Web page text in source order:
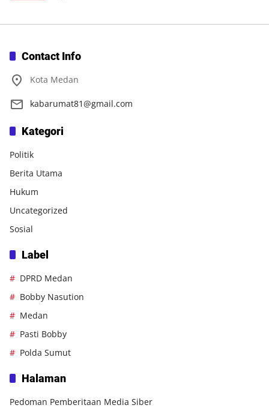
Contact Info
Kota Medan
kabarumat81@gmail.com
Kategori
Politik
Berita Utama
Hukum
Uncategorized
Sosial
Label
DPRD Medan
Bobby Nasution
Medan
Pasti Bobby
Polda Sumut
Halaman
Pedoman Pemberitaan Media Siber